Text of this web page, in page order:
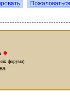
Пожаловаться
●
форума)